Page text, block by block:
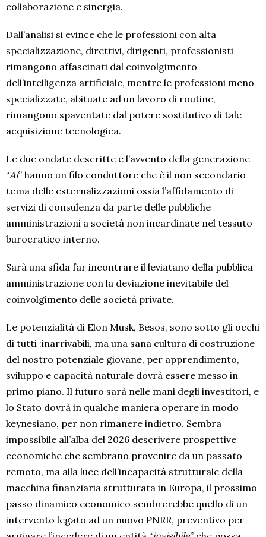
collaborazione e sinergia.
Dall’analisi si evince che le professioni con alta
specializzazione, direttivi, dirigenti, professionisti
rimangono affascinati dal coinvolgimento
dell’intelligenza artificiale, mentre le professioni meno
specializzate, abituate ad un lavoro di routine,
rimangono spaventate dal potere sostitutivo di tale
acquisizione tecnologica.
Le due ondate descritte e l’avvento della generazione
“AI” hanno un filo conduttore che è il non secondario
tema delle esternalizzazioni ossia l’affidamento di
servizi di consulenza da parte delle pubbliche
amministrazioni a società non incardinate nel tessuto
burocratico interno.
Sarà una sfida far incontrare il leviatano della pubblica
amministrazione con la deviazione inevitabile del
coinvolgimento delle società private.
Le potenzialità di Elon Musk, Besos, sono sotto gli occhi
di tutti :inarrivabili, ma una sana cultura di costruzione
del nostro potenziale giovane, per apprendimento,
sviluppo e capacità naturale dovrà essere messo in
primo piano. Il futuro sarà nelle mani degli investitori, e
lo Stato dovrà in qualche maniera operare in modo
keynesiano, per non rimanere indietro. Sembra
impossibile all’alba del 2026 descrivere prospettive
economiche che sembrano provenire da un passato
remoto, ma alla luce dell’incapacità strutturale della
macchina finanziaria strutturata in Europa, il prossimo
passo dinamico economico sembrerebbe quello di un
intervento legato ad un nuovo PNRR, preventivo per